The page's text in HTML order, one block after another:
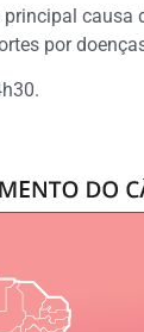
causa
por